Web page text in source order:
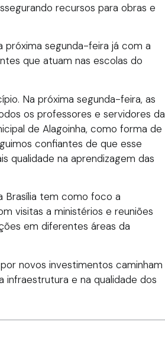
recursos para obras e
próxima segunda-feira já com a
que atuam nas escolas do
Na próxima segunda-feira, as
os professores e servidores da
de Alagoinha, como forma de
confiantes de que esse
qualidade na aprendizagem das
Brasília tem como foco a
visitas a ministérios e reuniões
em diferentes áreas da
novos investimentos caminham
infraestrutura e na qualidade dos